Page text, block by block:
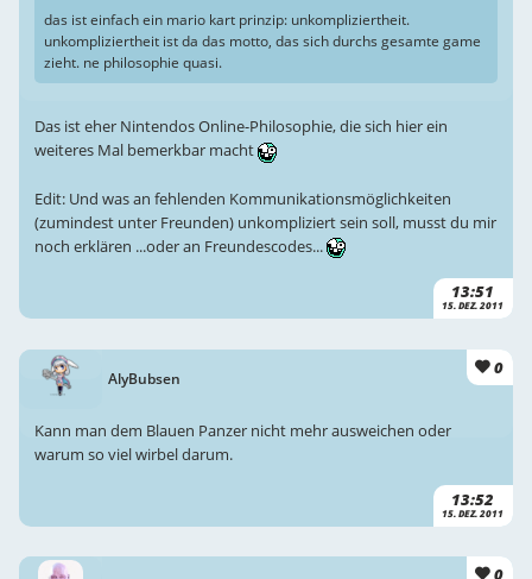
13:51
15. DEZ. 2011
das ist einfach ein mario kart prinzip: unkompliziertheit.
unkompliziertheit ist da das motto, das sich durchs gesamte game
zieht. ne philosophie quasi.
Das ist eher Nintendos Online-Philosophie, die sich hier ein
weiteres Mal bemerkbar macht
Edit: Und was an fehlenden Kommunikationsmöglichkeiten
(zumindest unter Freunden) unkompliziert sein soll, musst du mir
noch erklären ...oder an Freundescodes...
AlyBubsen
0
13:52
15. DEZ. 2011
Kann man dem Blauen Panzer nicht mehr ausweichen oder
warum so viel wirbel darum.
0